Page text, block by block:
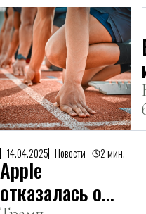
сериала по
«Гарри
Поттеру»
шесть актеров.
14.04.2025 Новости 2 мин.
Apple
отказалась от